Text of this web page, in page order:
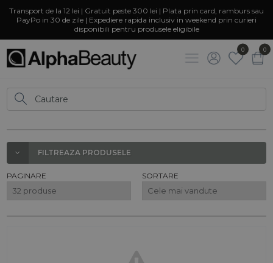
Transport de la 12 lei | Gratuit peste 300 lei | Plata prin card, ramburs sau
PayPo in 30 de zile | Expediere rapida inclusiv in weekend prin curieri
disponibili pentru produsele eligibile
0 0
FILTREAZA PRODUSELE
PAGINARE SORTARE